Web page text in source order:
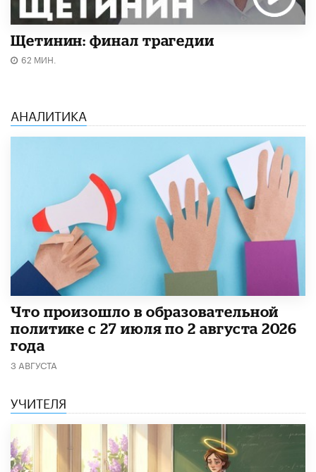
Щетинин: финал трагедии
62 МИН.
АНАЛИТИКА
​Что произошло в образовательной
политике с 27 июля по 2 августа 2026
года
3 АВГУСТА
УЧИТЕЛЯ